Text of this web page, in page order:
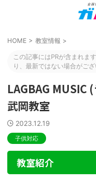
HOME > 教室情報 >
この記事にはPRが含まれま
り、最新ではない場合がござ
LAGBAG MUSIC
武岡教室
2023.12.19
子供対応
教室紹介